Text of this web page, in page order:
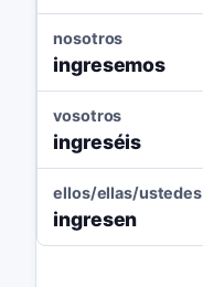
nosotros
ingresemos
vosotros
ingreséis
ellos/ellas/ustedes
ingresen